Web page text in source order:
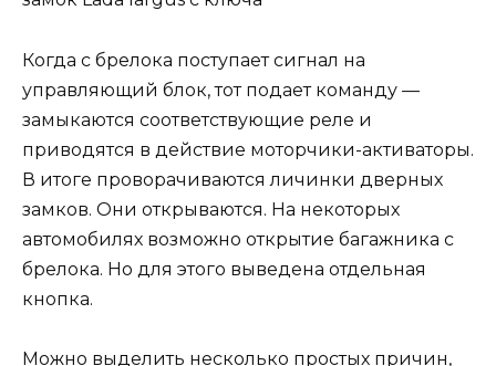
Когда с брелока поступает сигнал на
управляющий блок, тот подает команду —
замыкаются соответствующие реле и
приводятся в действие моторчики-активаторы.
В итоге проворачиваются личинки дверных
замков. Они открываются. На некоторых
автомобилях возможно открытие багажника с
брелока. Но для этого выведена отдельная
кнопка.
Можно выделить несколько простых причин,